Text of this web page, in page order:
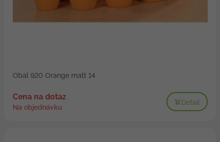
Obal 920 Orange matt 14
Cena na dotaz
Na objednávku
Detail